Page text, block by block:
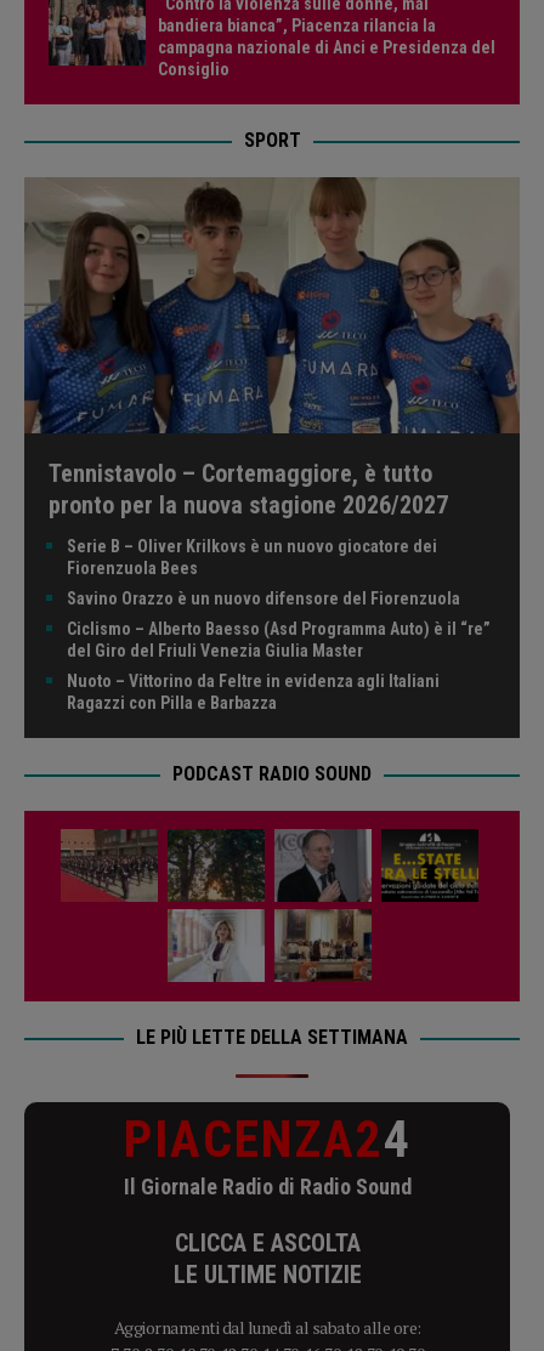
bandiera bianca”, Piacenza rilancia la
campagna nazionale di Anci e Presidenza del
Consiglio
SPORT
Tennistavolo – Cortemaggiore, è tutto
pronto per la nuova stagione 2026/2027
Serie B – Oliver Krilkovs è un nuovo giocatore dei
Fiorenzuola Bees
Savino Orazzo è un nuovo difensore del Fiorenzuola
Ciclismo – Alberto Baesso (Asd Programma Auto) è il “re”
del Giro del Friuli Venezia Giulia Master
Nuoto – Vittorino da Feltre in evidenza agli Italiani
Ragazzi con Pilla e Barbazza
PODCAST RADIO SOUND
LE PIÙ LETTE DELLA SETTIMANA
PIACENZA24
Il Giornale Radio di Radio Sound
CLICCA E ASCOLTA
LE ULTIME NOTIZIE
Aggiornamenti dal lunedì al sabato alle ore: